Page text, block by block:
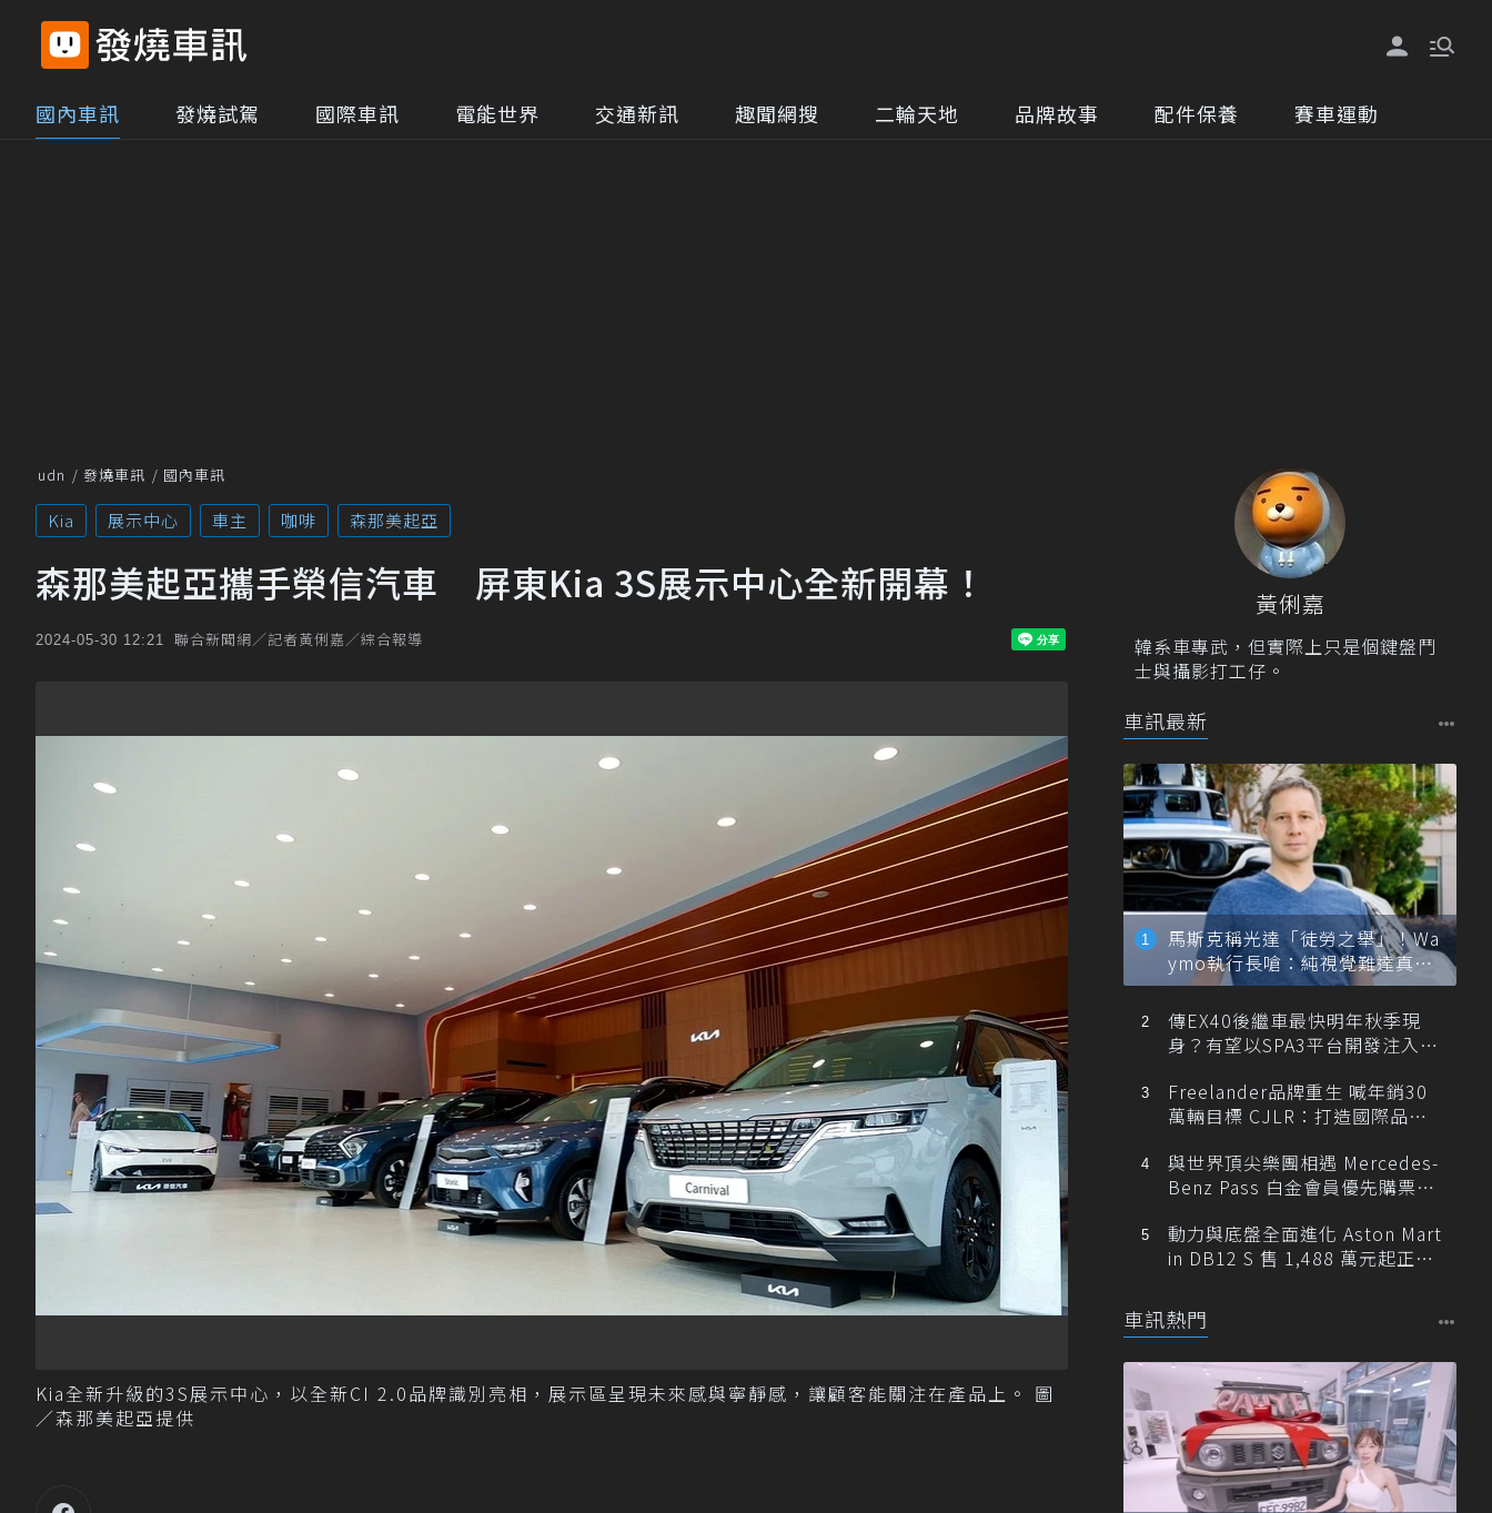
國內車訊 發燒試駕 國際車訊 電能世界 交通新訊 趣聞網搜 二輪天地 品牌故事 配件保養 賽車運動
udn 發燒車訊 國內車訊
Kia 展示中心 車主 咖啡 森那美起亞
森那美起亞攜手榮信汽車 屏東Kia 3S展示中心全新開幕！
2024-05-30 12:21 聯合新聞網／記者黃俐嘉／綜合報導
Kia全新升級的3S展示中心，以全新CI 2.0品牌識別亮相，展示區呈現未來感與寧靜感，讓顧客能關注在產品上。 圖
／森那美起亞提供
黃俐嘉
韓系車專武，但實際上只是個鍵盤鬥
士與攝影打工仔。
車訊最新
馬斯克稱光達「徒勞之舉」！Wa
ymo執行長嗆：純視覺難達真正
自動駕駛
傳EX40後繼車最快明年秋季現
身？有望以SPA3平台開發注入80
Freelander品牌重生 喊年銷30
萬輛目標 CJLR：打造國際品牌
與世界頂尖樂團相遇 Mercedes-
Benz Pass 白金會員優先購票維
動力與底盤全面進化 Aston Mart
in DB12 S 售 1,488 萬元起正式
車訊熱門